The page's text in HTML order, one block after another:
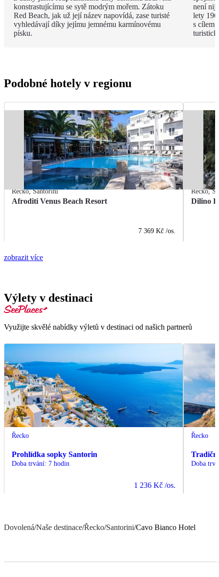
konstrastujícímu se sytě modrým mořem. Zátoku
Red Beach, jak už její název napovídá, zase turisté
vyhledávají díky jejímu jemnému karmínovému
písku.
není
lety
s cílem
Podobné hotely v regionu
Řecko,Santorini
Afroditi Venus Beach Resort
7 369 Kč /os.
Řecko,
Dilino
zobrazit více
Výlety v destinaci
Využijte skvělé nabídky výletů v destinaci od našich partnerů
Řecko
Prohlídka sopky Santorin
Doba trvání: 7 hodin
1 236 Kč /os.
Řecko
Doba
Dovolená/Naše destinace/Řecko/Santorini/Cavo Bianco Hotel